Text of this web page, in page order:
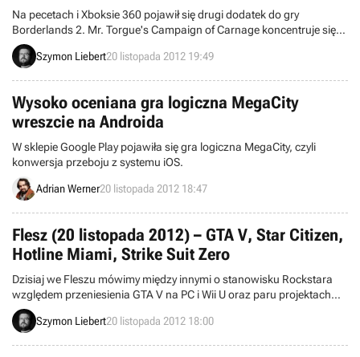
Na pecetach i Xboksie 360 pojawił się drugi dodatek do gry
Borderlands 2. Mr. Torgue's Campaign of Carnage koncentruje się
na tytułowej postaci jednego z producentów broni i zawiera nowe
zadania, przedmioty oraz inne atrakcje.
Szymon Liebert20 listopada 2012 19:49
Wysoko oceniana gra logiczna MegaCity
wreszcie na Androida
W sklepie Google Play pojawiła się gra logiczna MegaCity, czyli
konwersja przeboju z systemu iOS.
Adrian Werner20 listopada 2012 18:47
Flesz (20 listopada 2012) – GTA V, Star Citizen,
Hotline Miami, Strike Suit Zero
Dzisiaj we Fleszu mówimy między innymi o stanowisku Rockstara
względem przeniesienia GTA V na PC i Wii U oraz paru projektach
kickstarterowych (Star Citizen, Strike Suit Zero).
Szymon Liebert20 listopada 2012 18:00